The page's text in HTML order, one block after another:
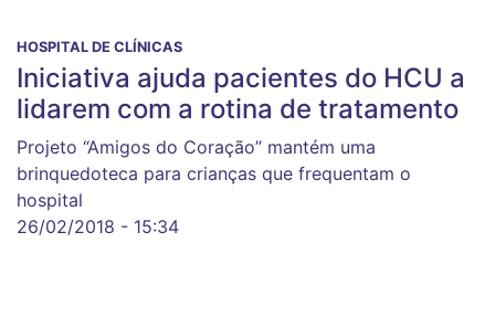
HOSPITAL DE CLÍNICAS
Iniciativa ajuda pacientes do HCU a
lidarem com a rotina de tratamento
Projeto “Amigos do Coração” mantém uma
brinquedoteca para crianças que frequentam o
hospital
26/02/2018 - 15:34